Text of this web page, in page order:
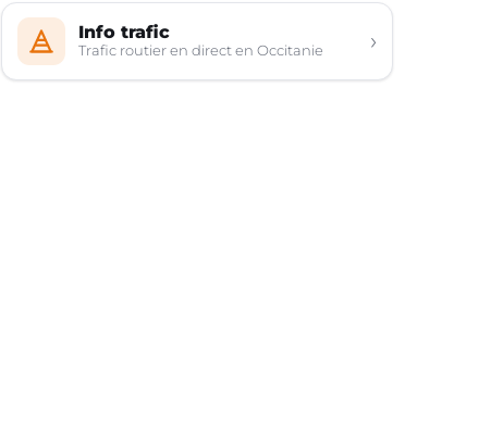
Info trafic
Trafic routier en direct en Occitanie ›